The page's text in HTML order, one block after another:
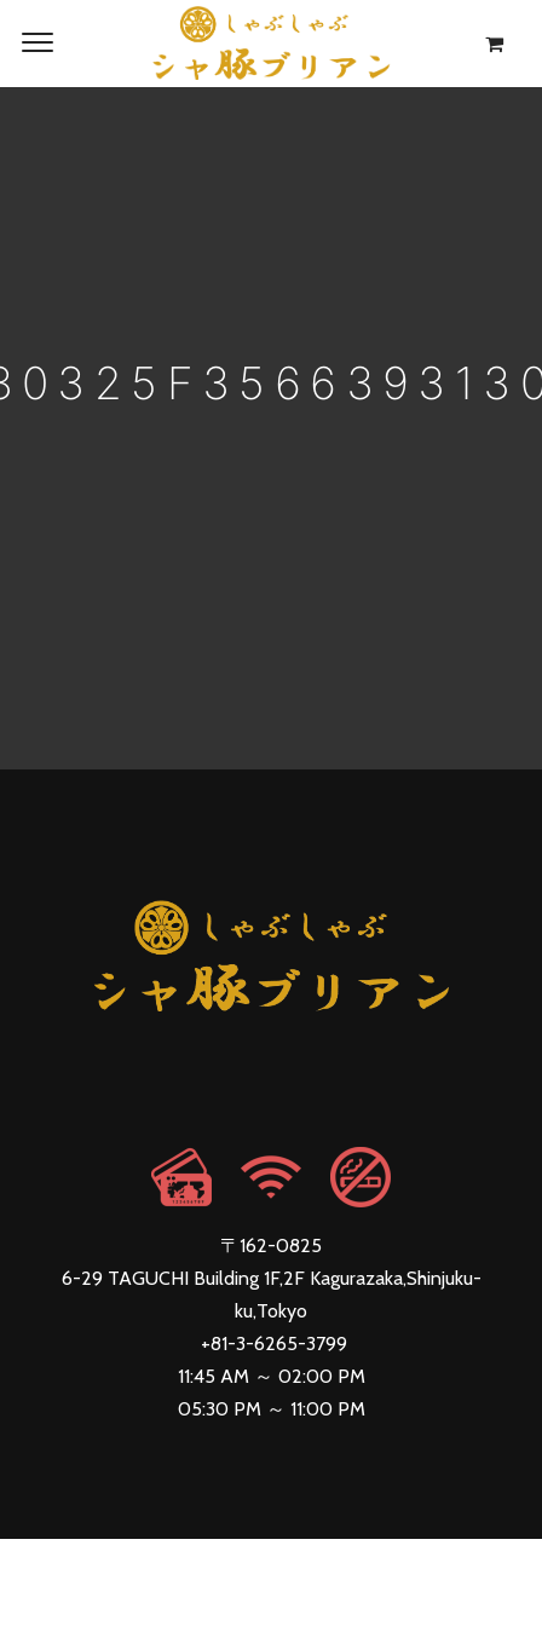
〒162-0825
6-29 TAGUCHI Building 1F,2F Kagurazaka,Shinjuku-
ku,Tokyo
+81-3-6265-3799
11:45 AM ～ 02:00 PM
05:30 PM ～ 11:00 PM